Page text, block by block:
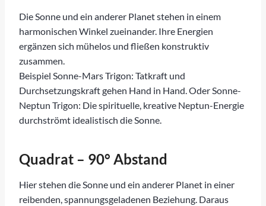
Die Sonne und ein anderer Planet stehen in einem
harmonischen Winkel zueinander. Ihre Energien
ergänzen sich mühelos und fließen konstruktiv
zusammen.
Beispiel Sonne-Mars Trigon: Tatkraft und
Durchsetzungskraft gehen Hand in Hand. Oder Sonne-
Neptun Trigon: Die spirituelle, kreative Neptun-Energie
durchströmt idealistisch die Sonne.
Quadrat – 90° Abstand
Hier stehen die Sonne und ein anderer Planet in einer
reibenden, spannungsgeladenen Beziehung. Daraus